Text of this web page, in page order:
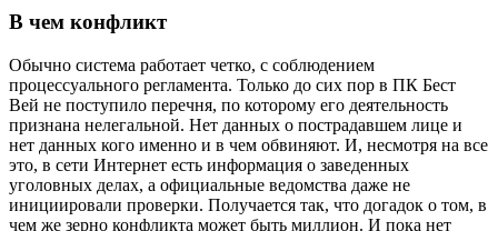
В чем конфликт
Обычно система работает четко, с соблюдением
процессуального регламента. Только до сих пор в ПК Бест
Вей не поступило перечня, по которому его деятельность
признана нелегальной. Нет данных о пострадавшем лице и
нет данных кого именно и в чем обвиняют. И, несмотря на все
это, в сети Интернет есть информация о заведенных
уголовных делах, а официальные ведомства даже не
инициировали проверки. Получается так, что догадок о том, в
чем же зерно конфликта может быть миллион. И пока нет